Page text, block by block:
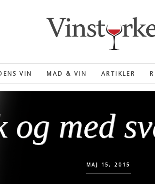
VIN MAD & VIN ARTIKLER
og med
MAJ 15, 2015